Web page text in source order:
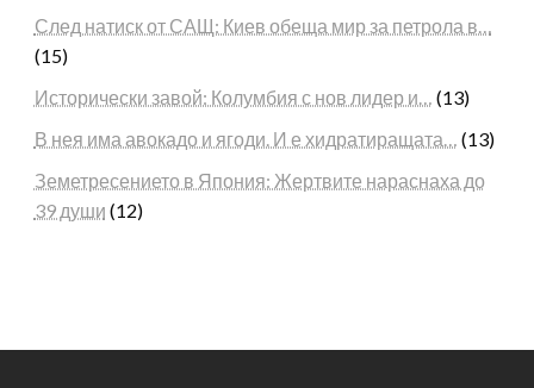
След натиск от САЩ: Киев обеща мир за петрола в…
(15)
Исторически завой: Колумбия с нов лидер и… (13)
В нея има авокадо и ягоди. И е хидратиращата… (13)
Земетресението в Япония: Жертвите нараснаха до
39 души (12)